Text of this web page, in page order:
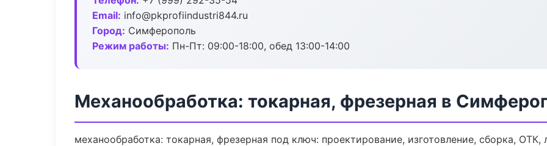
Email: info@pkprofiindustri844.ru
Город: Симферополь
Режим работы: Пн-Пт: 09:00-18:00, обед 13:00-14:00
Механообработка: токарная, фрезерная в
механообработка: токарная, фрезерная под ключ: проектирование, изготовление, сборка,